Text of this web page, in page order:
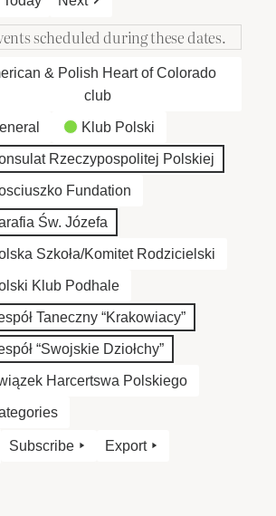
scheduled during these dates.
& Polish Heart of Colorado
club
Klub Polski
Rzeczypospolitej Polskiej
Fundation
Św. Józefa
Szkoła/Komitet Rodzicielski
Klub Podhale
Taneczny “Krakowiacy”
“Swojskie Dziołchy”
Harcertswa Polskiego
Subscribe Export